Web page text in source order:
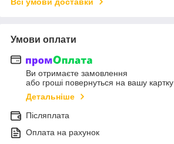
Умови оплати
Ви отримаєте замовлення
або гроші повернуться на вашу картку
Детальніше
Післяплата
Оплата на рахунок